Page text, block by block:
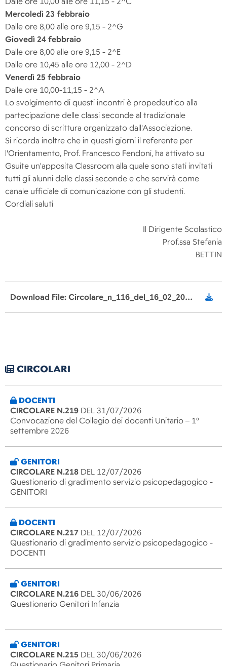
Mercoledì 23 febbraio
Dalle ore 8,00 alle ore 9,15 - 2^G
Giovedì 24 febbraio
Dalle ore 8,00 alle ore 9,15 - 2^E
Dalle ore 10,45 alle ore 12,00 - 2^D
Venerdì 25 febbraio
Dalle ore 10,00-11,15 - 2^A
Lo svolgimento di questi incontri è propedeutico alla
partecipazione delle classi seconde al tradizionale
concorso di scrittura organizzato dall'Associazione.
Si ricorda inoltre che in questi giorni il referente per
l'Orientamento, Prof. Francesco Fendoni, ha attivato su
Gsuite un'apposita Classroom alla quale sono stati invitati
tutti gli alunni delle classi seconde e che servirà come
canale ufficiale di comunicazione con gli studenti.
Cordiali saluti
Il Dirigente Scolastico
Prof.ssa Stefania
BETTIN
Download File: Circolare_n_116_del_16_02_2021_Orientamento_Maestri_del_Lavoro_Famiglie_signed.pdf
CIRCOLARI
DOCENTI
CIRCOLARE N.219 DEL 31/07/2026
Convocazione del Collegio dei docenti Unitario – 1°
settembre 2026
GENITORI
CIRCOLARE N.218 DEL 12/07/2026
Questionario di gradimento servizio psicopedagogico -
GENITORI
DOCENTI
CIRCOLARE N.217 DEL 12/07/2026
Questionario di gradimento servizio psicopedagogico -
DOCENTI
GENITORI
CIRCOLARE N.216 DEL 30/06/2026
Questionario Genitori Infanzia
GENITORI
CIRCOLARE N.215 DEL 30/06/2026